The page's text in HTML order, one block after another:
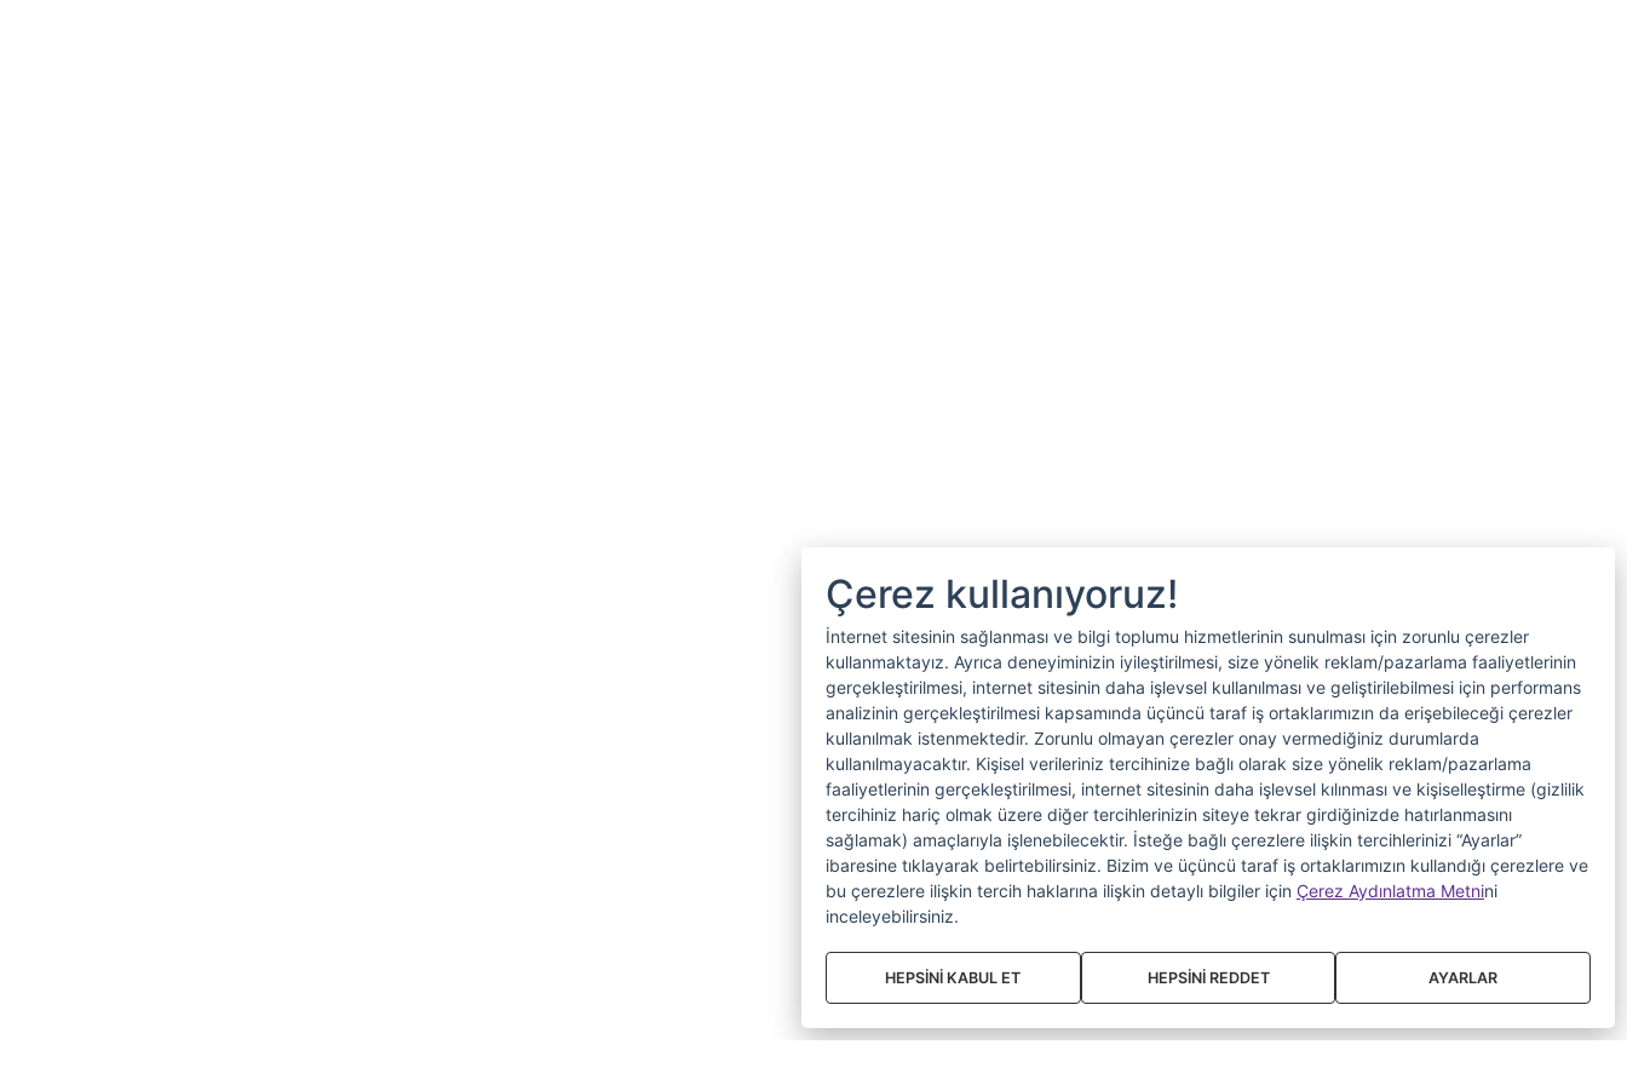
Çerez kullanıyoruz!
İnternet sitesinin sağlanması ve bilgi toplumu hizmetlerinin sunulması için zorunlu çerezler
kullanmaktayız. Ayrıca deneyiminizin iyileştirilmesi, size yönelik reklam/pazarlama faaliyetlerinin
gerçekleştirilmesi, internet sitesinin daha işlevsel kullanılması ve geliştirilebilmesi için performans
analizinin gerçekleştirilmesi kapsamında üçüncü taraf iş ortaklarımızın da erişebileceği çerezler
kullanılmak istenmektedir. Zorunlu olmayan çerezler onay vermediğiniz durumlarda
kullanılmayacaktır. Kişisel verileriniz tercihinize bağlı olarak size yönelik reklam/pazarlama
faaliyetlerinin gerçekleştirilmesi, internet sitesinin daha işlevsel kılınması ve kişiselleştirme (gizlilik
tercihiniz hariç olmak üzere diğer tercihlerinizin siteye tekrar girdiğinizde hatırlanmasını
sağlamak) amaçlarıyla işlenebilecektir. İsteğe bağlı çerezlere ilişkin tercihlerinizi “Ayarlar”
ibaresine tıklayarak belirtebilirsiniz. Bizim ve üçüncü taraf iş ortaklarımızın kullandığı çerezlere ve
bu çerezlere ilişkin tercih haklarına ilişkin detaylı bilgiler için Çerez Aydınlatma Metnini
inceleyebilirsiniz.
HEPSİNİ KABUL ET HEPSİNİ REDDET AYARLAR